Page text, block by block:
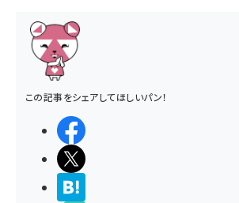
この記事をシェアしてほしいパン！